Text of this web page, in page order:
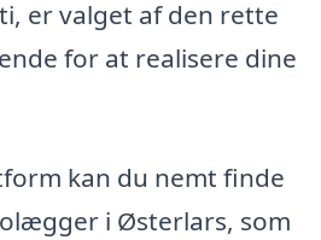
er valget af den rette
for at realisere dine
kan du nemt finde
i Østerlars, som